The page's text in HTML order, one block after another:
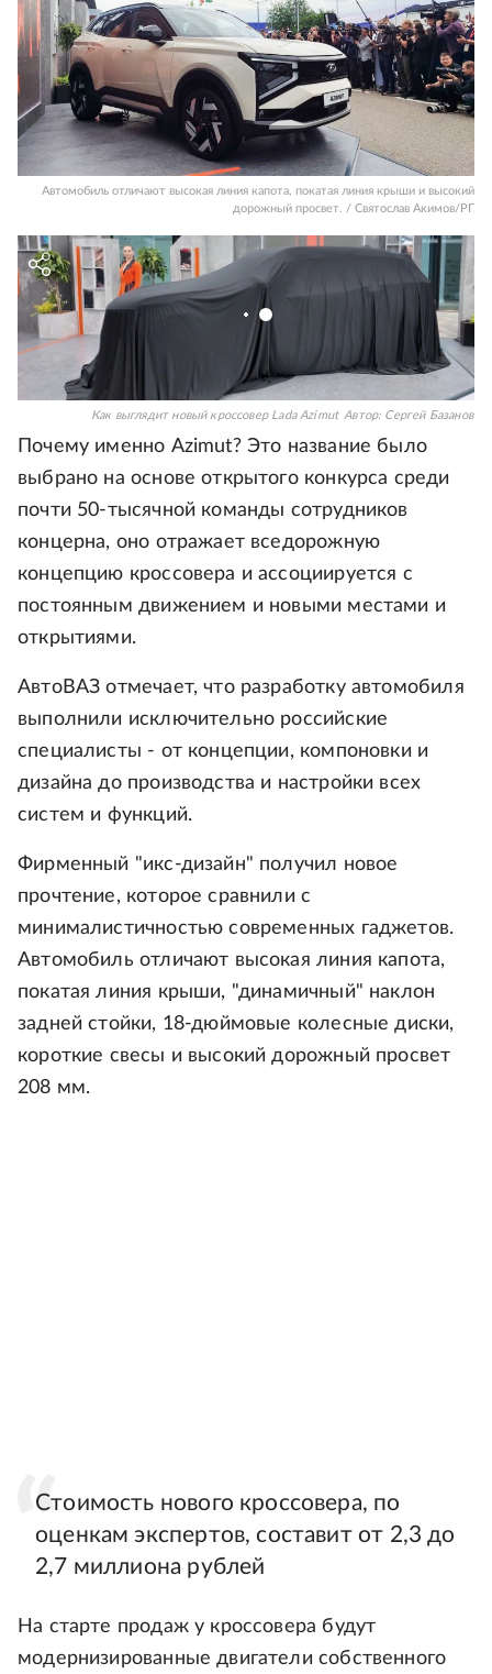
Автомобиль отличают высокая линия капота, покатая линия крыши и высокий
дорожный просвет. / Святослав Акимов/РГ
Как выглядит новый кроссовер Lada Azimut Автор: Сергей Базанов
Почему именно Azimut? Это название было
выбрано на основе открытого конкурса среди
почти 50-тысячной команды сотрудников
концерна, оно отражает вседорожную
концепцию кроссовера и ассоциируется с
постоянным движением и новыми местами и
открытиями.
АвтоВАЗ отмечает, что разработку автомобиля
выполнили исключительно российские
специалисты - от концепции, компоновки и
дизайна до производства и настройки всех
систем и функций.
Фирменный "икс-дизайн" получил новое
прочтение, которое сравнили с
минималистичностью современных гаджетов.
Автомобиль отличают высокая линия капота,
покатая линия крыши, "динамичный" наклон
задней стойки, 18-дюймовые колесные диски,
короткие свесы и высокий дорожный просвет
208 мм.
Стоимость нового кроссовера, по
оценкам экспертов, составит от 2,3 до
2,7 миллиона рублей
На старте продаж у кроссовера будут
модернизированные двигатели собственного